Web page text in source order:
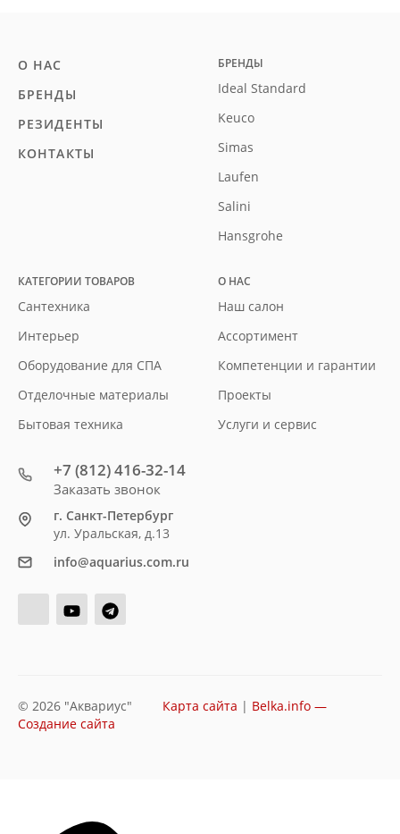
О НАС
БРЕНДЫ
РЕЗИДЕНТЫ
КОНТАКТЫ
БРЕНДЫ
Ideal Standard
Keuco
Simas
Laufen
Salini
Hansgrohe
КАТЕГОРИИ ТОВАРОВ
Сантехника
Интерьер
Оборудование для СПА
Отделочные материалы
Бытовая техника
О НАС
Наш салон
Ассортимент
Компетенции и гарантии
Проекты
Услуги и сервис
+7 (812) 416-32-14
Заказать звонок
г. Санкт-Петербург
ул. Уральская, д.13
info@aquarius.com.ru
© 2026 "Аквариус" Карта сайта | Belka.info —
Создание сайта